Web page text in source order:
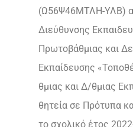
(Ω56Ψ46ΜΤΛΗ-ΥΛΒ)
Διεύθυνσης
Πρωτοβάθμιας και
Εκπαίδευσης
θμιας και Δ/θμιας
θητεία σε Πρότυπα
το σχολικό έτος